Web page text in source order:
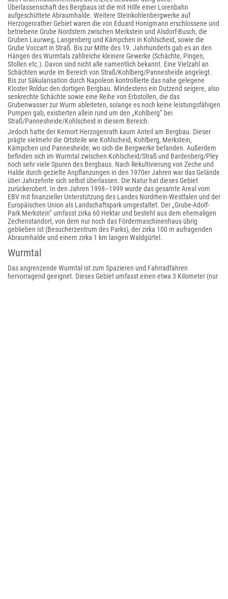
Überlassenschaft des Bergbaus ist die mit Hilfe einer Lorenbahn
aufgeschüttete Abraumhalde. Weitere Steinkohlenbergwerke auf
Herzogenrather Gebiet waren die von Eduard Honigmann erschlossene und
betriebene Grube Nordstern zwischen Merkstein und Alsdorf-Busch, die
Gruben Laurweg, Langenberg und Kämpchen in Kohlscheid, sowie die
Grube Voccart in Straß. Bis zur Mitte des 19. Jahrhunderts gab es an den
Hängen des Wurmtals zahlreiche kleinere Gewerke (Schächte, Pingen,
Stollen etc.). Davon sind nicht alle namentlich bekannt. Eine Vielzahl an
Schächten wurde im Bereich von Straß/Kohlberg/Pannesheide angelegt.
Bis zur Säkularisation durch Napoleon kontrollierte das nahe gelegene
Kloster Rolduc den dortigen Bergbau. Mindestens ein Dutzend seigere, also
senkrechte Schächte sowie eine Reihe von Erbstollen, die das
Grubenwasser zur Wurm ableiteten, solange es noch keine leistungsfähigen
Pumpen gab, existierten allein rund um den „Kohlberg“ bei
Straß/Pannesheide/Kohlscheid in diesem Bereich.
Jedoch hatte der Kernort Herzogenrath kaum Anteil am Bergbau. Dieser
prägte vielmehr die Ortsteile wie Kohlscheid, Kohlberg, Merkstein,
Kämpchen und Pannesheide, wo sich die Bergwerke befanden. Außerdem
befinden sich im Wurmtal zwischen Kohlscheid/Straß und Bardenberg/Pley
noch sehr viele Spuren des Bergbaus. Nach Rekultivierung von Zeche und
Halde durch gezielte Anpflanzungen in den 1970er Jahren war das Gelände
über Jahrzehnte sich selbst überlassen. Die Natur hat dieses Gebiet
zurückerobert. In den Jahren 1998–1999 wurde das gesamte Areal vom
EBV mit finanzieller Unterstützung des Landes Nordrhein-Westfalen und der
Europäischen Union als Landschaftspark umgestaltet. Der „Grube-Adolf-
Park Merkstein“ umfasst zirka 60 Hektar und besteht aus dem ehemaligen
Zechenstandort, von dem nur noch das Fördermaschinenhaus übrig
geblieben ist (Besucherzentrum des Parks), der zirka 100 m aufragenden
Abraumhalde und einem zirka 1 km langen Waldgürtel.
Wurmtal
Das angrenzende Wurmtal ist zum Spazieren und Fahrradfahren
hervorragend geeignet. Dieses Gebiet umfasst einen etwa 3 Kilometer (nur